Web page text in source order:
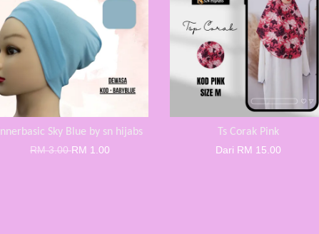
Innerbasic Sky Blue by sn hijabs
RM 3.00RM 1.00
Ts Corak Pink
Dari RM 15.00